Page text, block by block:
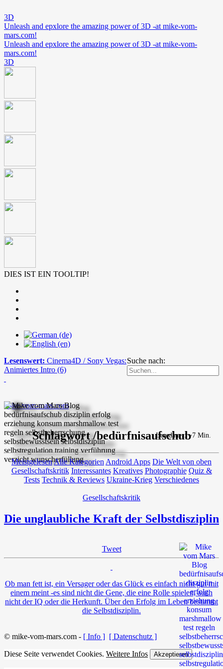
3D
Unleash and epxlore the amazing power of 3D -at mike-vom-
mars.com!
Unleash and epxlore the amazing power of 3D -at mike-vom-
mars.com!
3D
DIES IST EIN TOOLTIP!
Suche nach:
Lesenswert: Cinema4D / Sony Vegas:
Animiertes Intro (6)
mike-vom-mars.com
Schlagwort /bedürfnisaufschub
MeistgelesenAlle Kategorien Android Apps Die Welt von oben
Gesellschaftskritik Interessantes Kreatives Photographie Quiz &
Tests Technik & Reviews Ukraine-Krieg Verschiedenes
Gesellschaftskritik
Die unglaubliche Kraft der Selbstdisziplin
Tweet
Lesedauer: ~7 Min.
Ob man fett ist, ein Versager oder das Glück es einfach nicht gut mit
einem meint -es sind nicht die Gene, die eine Rolle spielen, auch
nicht der IQ oder die Herkunft. Über den Erfolg im Leben bestimmt
die Selbstdisziplin.
© mike-vom-mars.com - [ Info ] [ Datenschutz ]
Diese Seite verwendet Cookies. Weitere Infos Akzeptieren